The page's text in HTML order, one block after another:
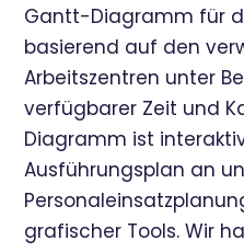
Gantt-Diagramm für
basierend auf den
Arbeitszentren unter
verfügbarer Zeit und
Diagramm ist
Ausführungsplan an
grafischer Tools. Wir